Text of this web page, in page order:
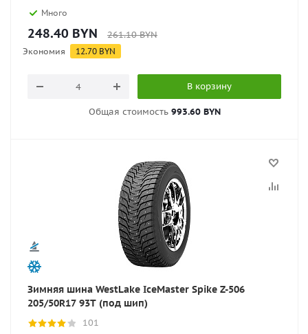
Много
248.40 BYN 261.10BYN
Экономия 12.70 BYN
В корзину
Общая стоимость 993.60 BYN
Зимняя шина WestLake IceMaster Spike Z-506
205/50R17 93T (под шип)
101